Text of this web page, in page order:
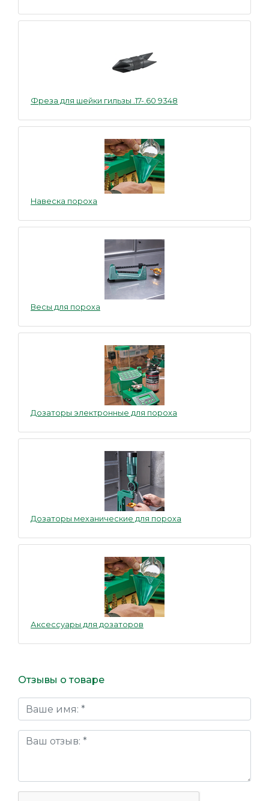
Фреза для шейки гильзы .17-.60 9348
Навеска пороха
Весы для пороха
Дозаторы электронные для пороха
Дозаторы механические для пороха
Аксессуары для дозаторов
Отзывы о товаре